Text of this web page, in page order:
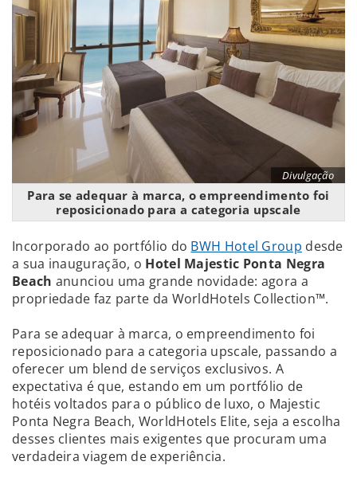
Divulgação
Para se adequar à marca, o empreendimento foi
reposicionado para a categoria upscale
Incorporado ao portfólio do BWH Hotel Group desde
a sua inauguração, o Hotel Majestic Ponta Negra
Beach anunciou uma grande novidade: agora a
propriedade faz parte da WorldHotels Collection™.
Para se adequar à marca, o empreendimento foi
reposicionado para a categoria upscale, passando a
oferecer um blend de serviços exclusivos. A
expectativa é que, estando em um portfólio de
hotéis voltados para o público de luxo, o Majestic
Ponta Negra Beach, WorldHotels Elite, seja a escolha
desses clientes mais exigentes que procuram uma
verdadeira viagem de experiência.